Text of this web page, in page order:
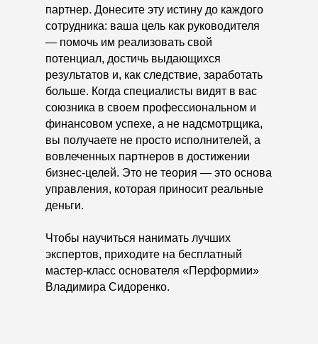
партнер. Донесите эту истину до каждого
сотрудника: ваша цель как руководителя
— помочь им реализовать свой
потенциал, достичь выдающихся
результатов и, как следствие, заработать
больше. Когда специалисты видят в вас
союзника в своем профессиональном и
финансовом успехе, а не надсмотрщика,
вы получаете не просто исполнителей, а
вовлеченных партнеров в достижении
бизнес-целей. Это не теория — это основа
управления, которая приносит реальные
деньги.
Чтобы научиться нанимать лучших
экспертов, приходите на бесплатный
мастер-класс основателя «Перформии»
Владимира Сидоренко.
Заказать обратный звонок
info@performia.ru